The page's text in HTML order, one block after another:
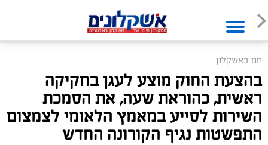
חם באשקלון
בהצעת החוק מוצע לעגן בחקיקה
ראשית, כהוראת שעה, את הסמכת
השירות לסייע במאמץ הלאומי לצמצום
התפשטות נגיף הקורונה החדש